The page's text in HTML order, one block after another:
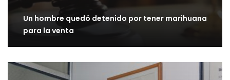
Un hombre quedó detenido por tener marihuana
para la venta